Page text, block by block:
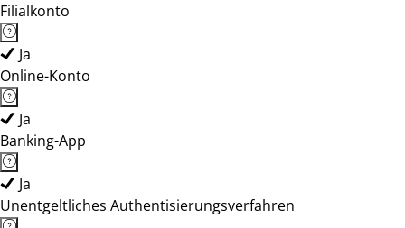
Filialkonto
Ja
Online-Konto
Ja
Banking-App
Ja
Unentgeltliches Authentisierungsverfahren